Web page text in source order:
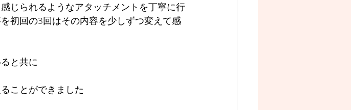
じられるようなアタッチメントを丁寧に行
初回の3回はその内容を少しずつ変えて感
と共に
ことができました